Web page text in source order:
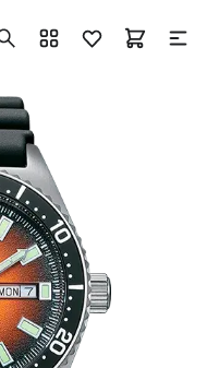
+7 ( 705 ) 181-42-50
info@vetervremeni.kz